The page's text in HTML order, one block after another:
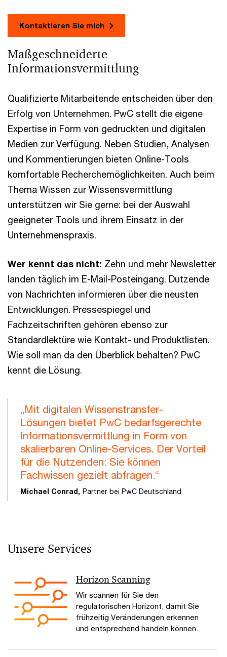
Kontaktieren Sie mich
Maßgeschneiderte
Informationsvermittlung
Qualifizierte Mitarbeitende entscheiden über den
Erfolg von Unternehmen. PwC stellt die eigene
Expertise in Form von gedruckten und digitalen
Medien zur Verfügung. Neben Studien, Analysen
und Kommentierungen bieten Online-Tools
komfortable Recherchemöglichkeiten. Auch beim
Thema Wissen zur Wissensvermittlung
unterstützen wir Sie gerne: bei der Auswahl
geeigneter Tools und ihrem Einsatz in der
Unternehmenspraxis.
Wer kennt das nicht: Zehn und mehr Newsletter
landen täglich im E-Mail-Posteingang. Dutzende
von Nachrichten informieren über die neusten
Entwicklungen. Pressespiegel und
Fachzeitschriften gehören ebenso zur
Standardlektüre wie Kontakt- und Produktlisten.
Wie soll man da den Überblick behalten? PwC
kennt die Lösung.
„Mit digitalen Wissenstransfer-
Lösungen bietet PwC bedarfsgerechte
Informationsvermittlung in Form von
skalierbaren Online-Services. Der Vorteil
für die Nutzenden: Sie können
Fachwissen gezielt abfragen.“
Michael Conrad, Partner bei PwC Deutschland
Unsere Services
Horizon Scanning
Wir scannen für Sie den
regulatorischen Horizont, damit Sie
frühzeitig Veränderungen erkennen
und entsprechend handeln können.